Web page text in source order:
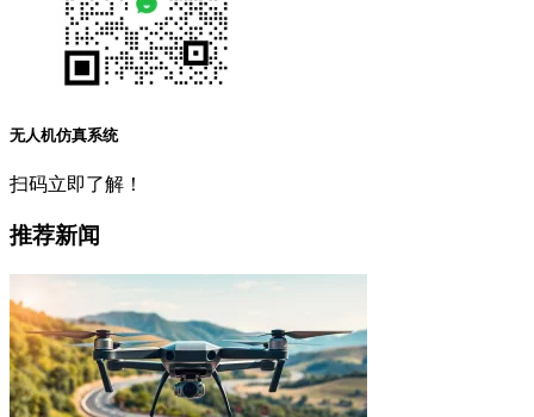
无人机仿真系统
扫码立即了解！
推荐新闻